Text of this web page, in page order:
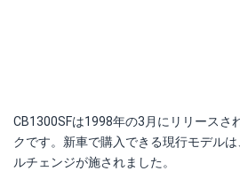
CB1300SFは1998年の3月にリリースさ
クです。新車で購入できる現行モデル
ルチェンジが施されました。